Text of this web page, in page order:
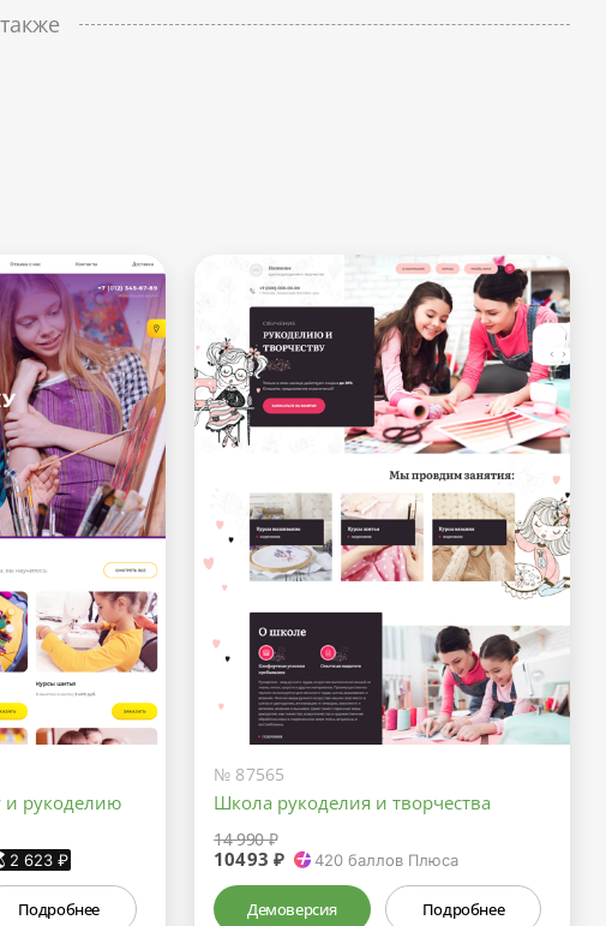
и рукоделию
2 623 ₽
Подробнее
№ 87565
Школа рукоделия и творчества
14 990 ₽
10493 ₽ 420 баллов Плюса
Демоверсия Подробнее